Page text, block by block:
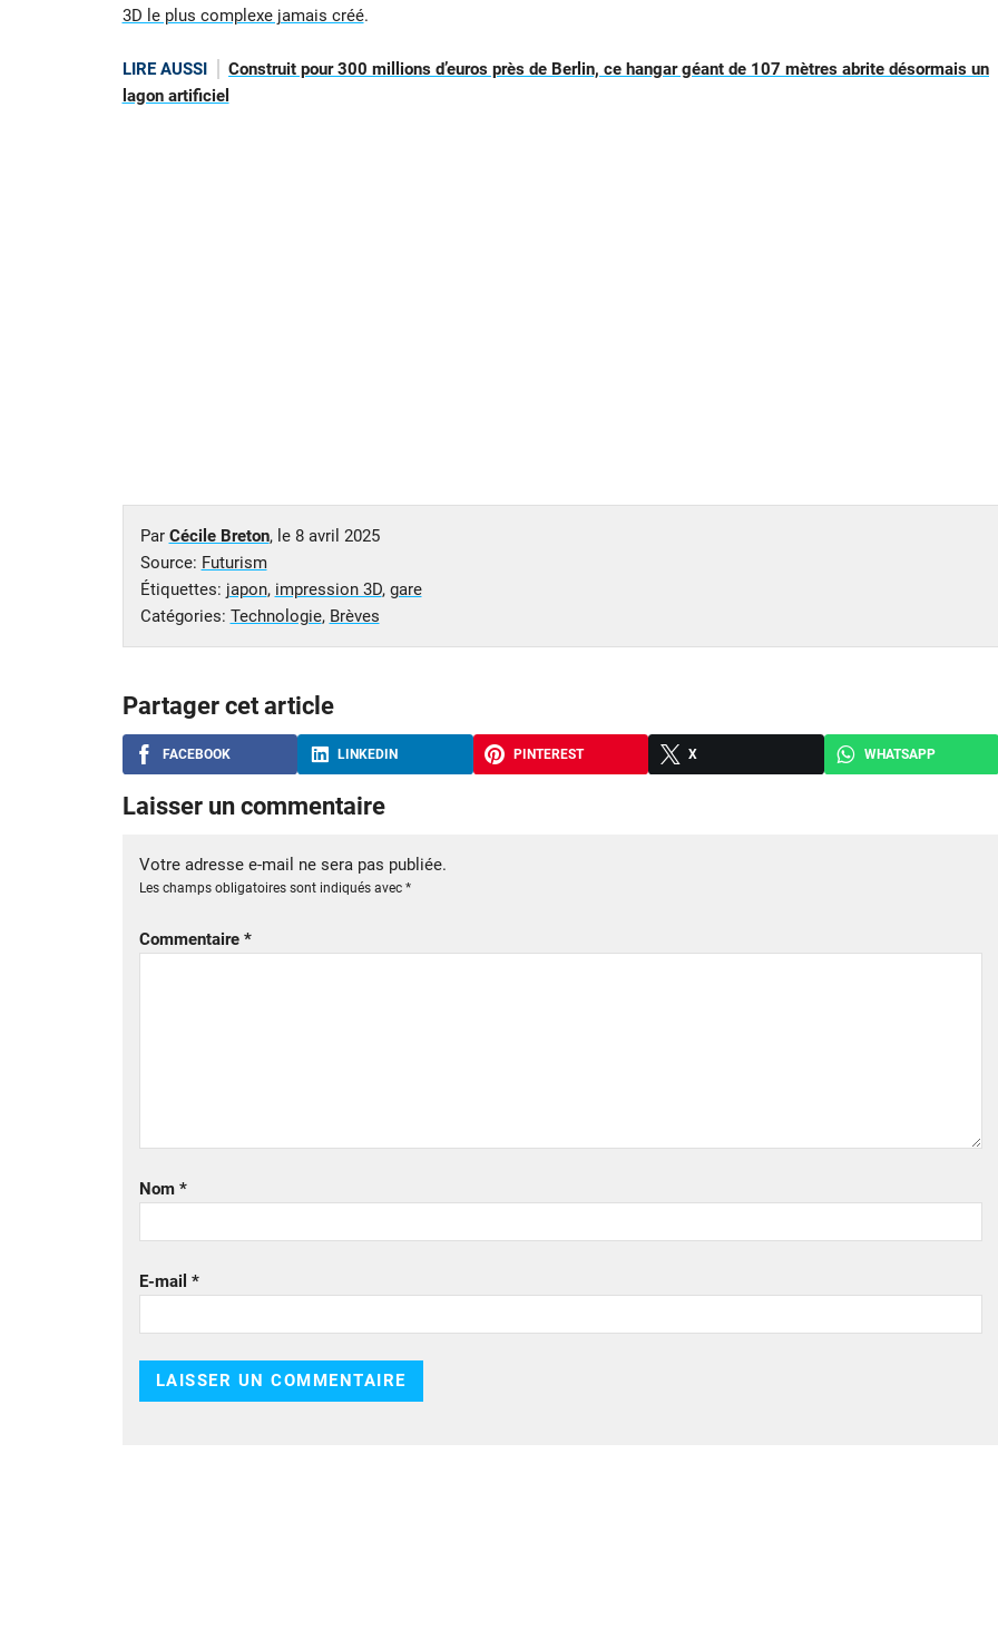
3D le plus complexe jamais créé.
LIRE AUSSI
Construit pour 300 millions d’euros près de Berlin, ce hangar géant de 107 mètres abrite désormais un
lagon artificiel
Par Cécile Breton, le 8 avril 2025
Source: Futurism
Étiquettes: japon, impression 3D, gare
Catégories: Technologie, Brèves
Partager cet article
FACEBOOK LINKEDIN PINTEREST X WHATSAPP
Laisser un commentaire
Votre adresse e-mail ne sera pas publiée.
Les champs obligatoires sont indiqués avec *
Commentaire *
Nom *
E-mail *